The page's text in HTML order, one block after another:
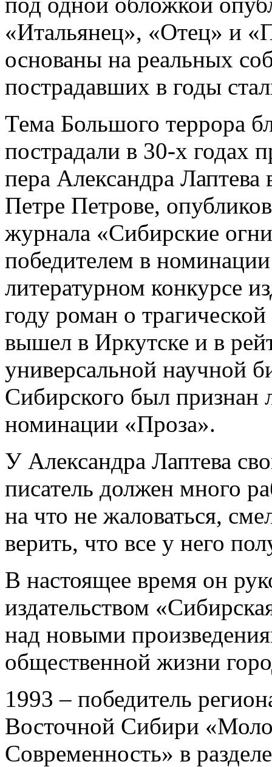
«Итальянец», «Отец» и
основаны на реальных
пострадавших в годы
Тема Большого террора
пострадали в 30-х годах
пера Александра
Петре Петрове,
журнала «Сибирские
победителем в
литературном конкурсе
году роман о
вышел в Иркутске и в
универсальной научной
Сибирского был признан
номинации «Проза».
У Александра Лаптева
писатель должен много
на что не жаловаться,
верить, что все у него
В настоящее время он
издательством
над новыми
общественной жизни
1993 – победитель
Восточной Сибири
Современность» в